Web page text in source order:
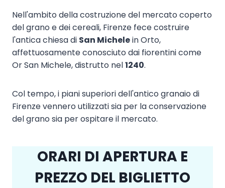
Nell'ambito della costruzione del mercato coperto
del grano e dei cereali, Firenze fece costruire
l'antica chiesa di San Michelein Orto,
affettuosamente conosciuto dai fiorentini come
Or San Michele, distrutto nel1240.
Col tempo, i piani superiori dell'antico granaio di
Firenze vennero utilizzati sia per la conservazione
del grano sia per ospitare il mercato.
ORARI DI APERTURA E
PREZZO DEL BIGLIETTO